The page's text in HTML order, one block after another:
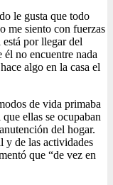
le gusta que todo
me siento con fuerzas
por llegar del
él no encuentre nada
algo en la casa el
de vida primaba
ellas se ocupaban
del hogar.
y de las actividades
que “de vez en